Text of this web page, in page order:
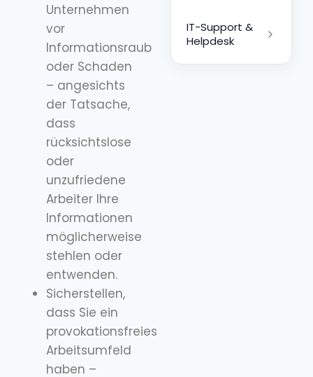
Unternehmen
vor
Informationsraub
oder Schaden
– angesichts
der Tatsache,
dass
rücksichtslose
oder
unzufriedene
Arbeiter Ihre
Informationen
möglicherweise
stehlen oder
entwenden.
Sicherstellen,
dass Sie ein
provokationsfreies
Arbeitsumfeld
haben –
IT-Support &
Helpdesk